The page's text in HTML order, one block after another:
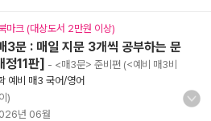
마크 (대상도서 2만원 이상)
3문 : 매일 지문 3개씩 공부하는 문
정11판] - <매3문> 준비편 (<예비 매3비
예비 매3 국어/영어
)
년 06월